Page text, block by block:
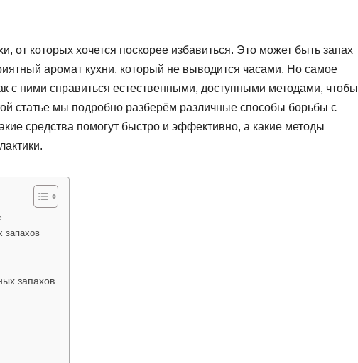
от которых хочется поскорее избавиться. Это может быть запах
аромат кухни, который не выводится часами. Но самое
с ними справиться естественными, доступными методами, чтобы
статье мы подробно разберём различные способы борьбы с
средства помогут быстро и эффективно, а какие методы
запахов
запахов